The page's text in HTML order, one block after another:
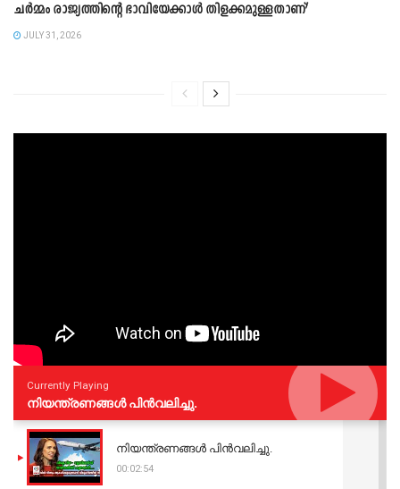
ചർമ്മം രാജ്യത്തിന്റെ ഭാവിയേക്കാൾ തിളക്കമുള്ളതാണ്’
JULY 31, 2026
Currently Playing
നിയന്ത്രണങ്ങള്‍ പിന്‍വലിച്ചു.
നിയന്ത്രണങ്ങള്‍ പിന്‍വലിച്ചു.
00:02:54